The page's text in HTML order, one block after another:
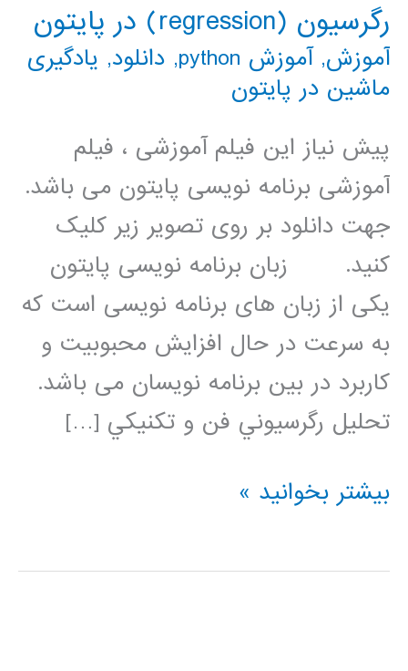
رگرسیون (regression) در پایتون
آموزش,آموزش python , دانلود, یادگیری
ماشین در پایتون
پیش نیاز این فیلم آموزشی ، فیلم
آموزشی برنامه نویسی پایتون می باشد.
جهت دانلود بر روی تصویر زیر کلیک
کنید. زبان برنامه نویسی پایتون
یکی از زبان های برنامه نویسی است که
به سرعت در حال افزایش محبوبیت و
کاربرد در بین برنامه نویسان می باشد.
تحليل رگرسيوني فن و تکنيکي […]
رگرسیون
در
بیشتر بخوانید »